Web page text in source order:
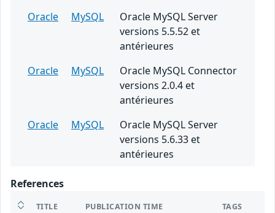
Oracle
MySQL
Oracle MySQL Server
versions 5.5.52 et
antérieures
Oracle
MySQL
Oracle MySQL Connector
versions 2.0.4 et
antérieures
Oracle
MySQL
Oracle MySQL Server
versions 5.6.33 et
antérieures
References
TITLE PUBLICATION TIME TAGS